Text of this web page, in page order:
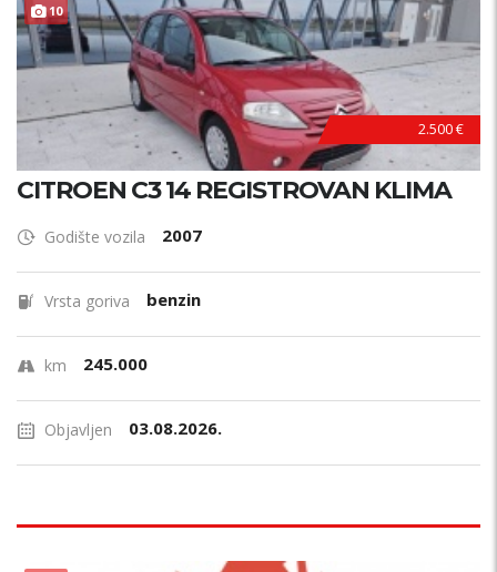
10
2.500 €
CITROEN C3 14 REGISTROVAN KLIMA
Godište vozila 2007
Vrsta goriva benzin
km 245.000
Objavljen 03.08.2026.